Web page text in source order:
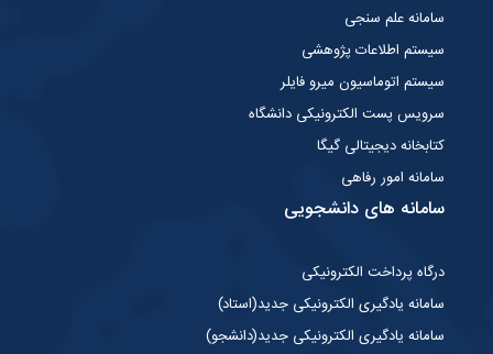
سامانه علم سنجی
سیستم اطلاعات پژوهشی
سیستم اتوماسیون میرو فایلر
سرویس پست الکترونیکی دانشگاه
کتابخانه دیجیتالی گیگا
سامانه امور رفاهی
سامانه های دانشجویی
درگاه پرداخت الکترونیکی
سامانه یادگیری الکترونیکی جدید(استاد)
سامانه یادگیری الکترونیکی جدید(دانشجو)